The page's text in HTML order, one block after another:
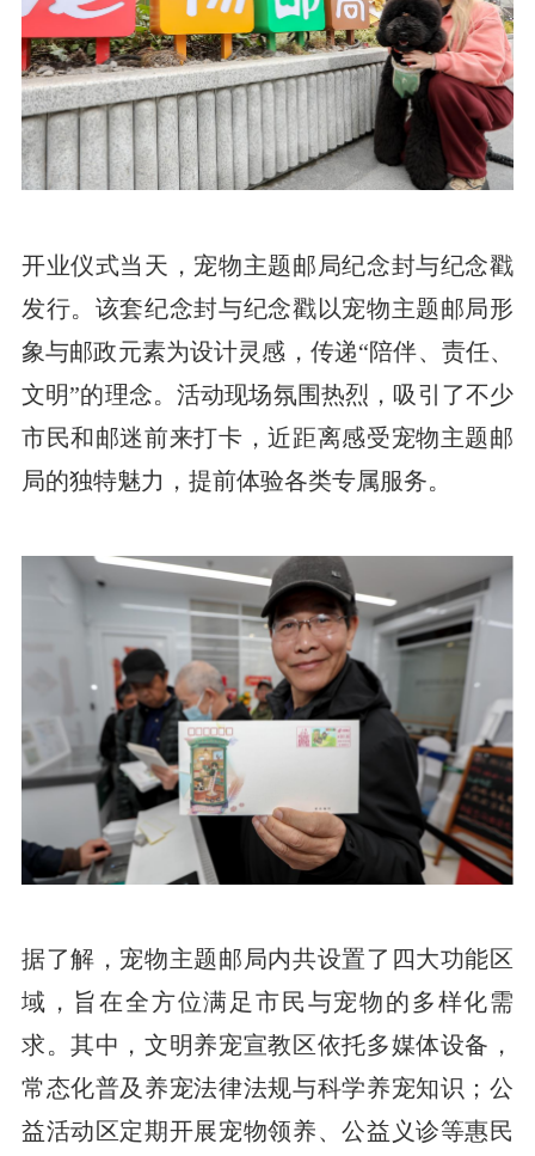
开业仪式当天，宠物主题邮局纪念封与纪念戳
发行。该套纪念封与纪念戳以宠物主题邮局形
象与邮政元素为设计灵感，传递“陪伴、责任、
文明”的理念。活动现场氛围热烈，吸引了不少
市民和邮迷前来打卡，近距离感受宠物主题邮
局的独特魅力，提前体验各类专属服务。
据了解，宠物主题邮局内共设置了四大功能区
域，旨在全方位满足市民与宠物的多样化需
求。其中，文明养宠宣教区依托多媒体设备，
常态化普及养宠法律法规与科学养宠知识；公
益活动区定期开展宠物领养、公益义诊等惠民